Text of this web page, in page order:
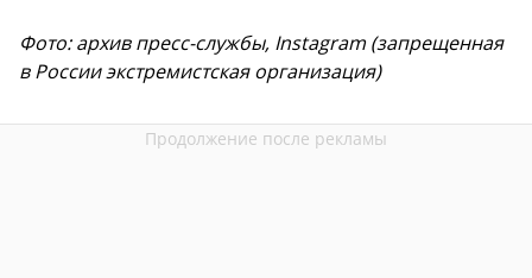
Фото: архив пресс-службы, Instagram (запрещенная
в России экстремистская организация)